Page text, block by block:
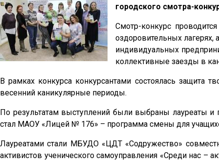
городского смотра-
Смотр-конкурс
оздоровительных лагерях,
индивидуальных
коллективные заезды в
В рамках конкурса конкурсантами состоялась защита
весенний каникулярные периоды.
По результатам выступлений были выбраны лауреаты и
стал МАОУ «Лицей № 176» – программа смены для
Лауреатами стали МБУДО «ЦДТ «Содружество»
активистов ученического самоуправления «Среди нас